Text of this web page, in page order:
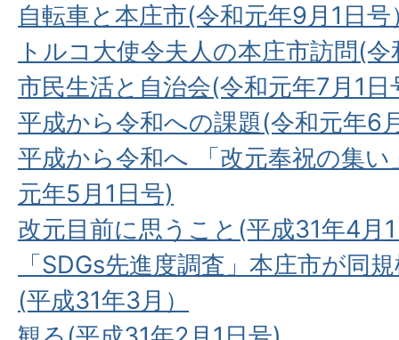
自転車と本庄市(令和元年9月1日号
トルコ大使令夫人の本庄市訪問(
市民生活と自治会(令和元年7月1日
平成から令和への課題(令和元年6
平成から令和へ 「改元奉祝の集
元年5月1日号)
改元目前に思うこと(平成31年4月
「SDGs先進度調査」本庄市が同
(平成31年3月）